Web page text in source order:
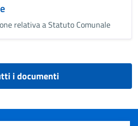
relativa a Statuto Comunale
i documenti